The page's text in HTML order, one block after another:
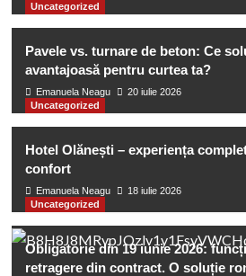
Uncategorized
Pavele vs. turnare de beton: Ce
avantajoasă pentru curtea ta?
Emanuela Neagu
20 iulie 2026
Uncategorized
Hotel Olănești – experiența
confort
Emanuela Neagu
18 iulie 2026
Uncategorized
Obligatorie din 19 iunie 2026:
retragere din contract. O soluție